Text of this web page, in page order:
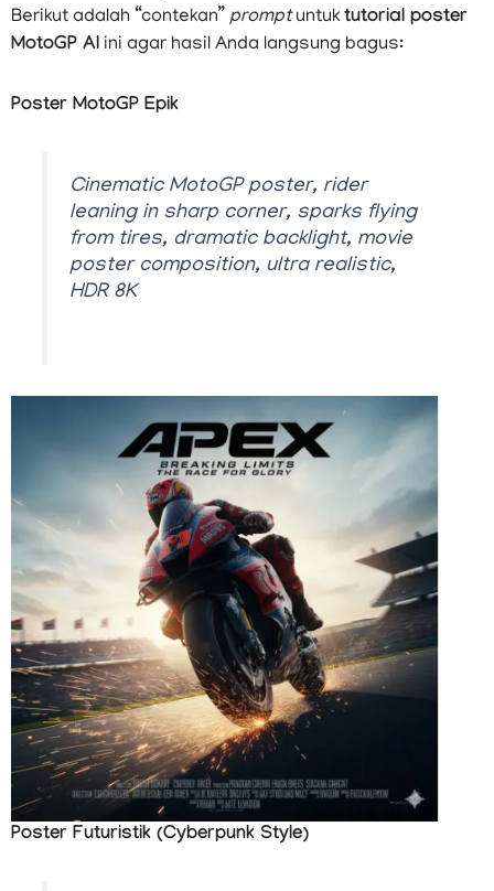
Berikut adalah “contekan” promptuntuk tutorial poster
MotoGP AI ini agar hasil Anda langsung bagus:
Poster MotoGP Epik
Cinematic MotoGP poster, rider
leaning in sharp corner, sparks flying
from tires, dramatic backlight, movie
poster composition, ultra realistic,
HDR 8K
Poster Futuristik (Cyberpunk Style)